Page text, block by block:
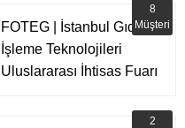
FOTEG | İstanbul Gıda
İşleme Teknolojileri
Uluslararası İhtisas Fuarı
8
Müşteri
2